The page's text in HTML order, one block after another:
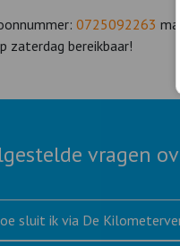
0725092263
zaterdag bereikbaar!
vragen
sluit ik via De